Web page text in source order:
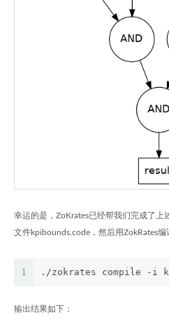
幸运的是，ZoKrates已经帮我们完成了上
文件kpibounds.code，然后用ZokRates编
1 ./zokrates compile -i
输出结果如下：